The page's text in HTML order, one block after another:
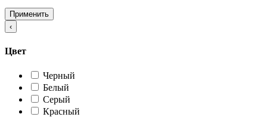
Применить
‹
Цвет
Черный
Белый
Серый
Красный